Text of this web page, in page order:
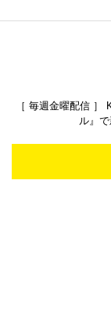
［ 毎週金曜配信 ］
ル』